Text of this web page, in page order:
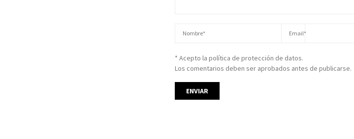
* Acepto la política de protección de datos.
Los comentarios deben ser aprobados antes de publicarse.